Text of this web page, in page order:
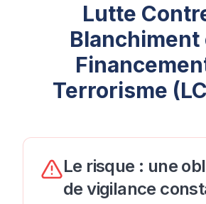
Lutte
Blanchiment
Terrorisme
Le risque : une
de vigilance